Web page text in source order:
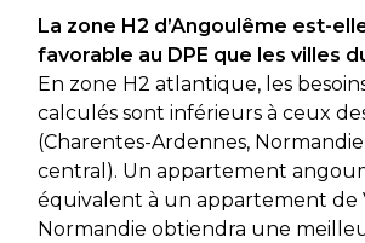
La zone H2 d’Angoulême est-
favorable au DPE que les villes
En zone H2 atlantique, les
calculés sont inférieurs à ceux
(Charentes-Ardennes,
central). Un appartement
équivalent à un appartement de
Normandie obtiendra une